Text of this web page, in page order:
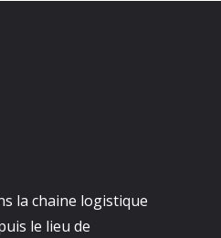
la chaine logistique
le lieu de